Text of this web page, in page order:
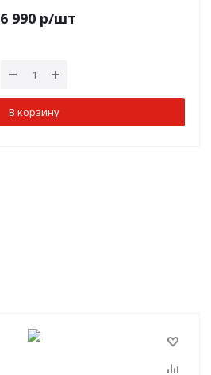
990 р/шт
В корзину